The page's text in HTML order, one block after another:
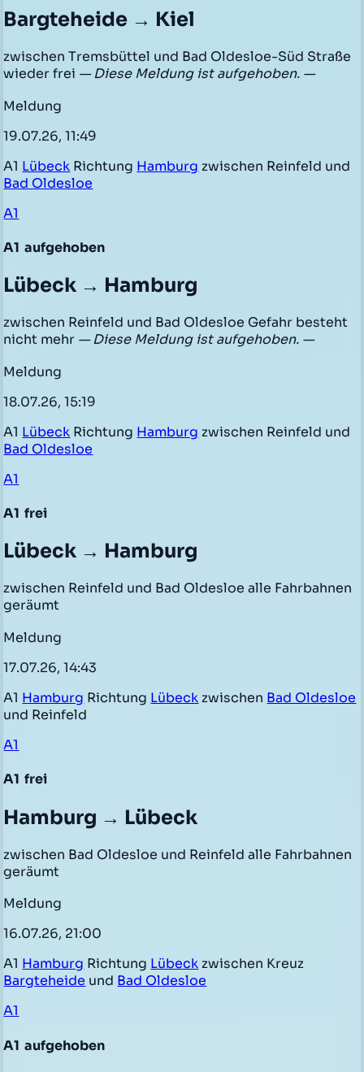
Bargteheide → Kiel
zwischen Tremsbüttel und Bad Oldesloe-Süd Straße
wieder frei — Diese Meldung ist aufgehoben. —
Meldung
19.07.26, 11:49
A1 Lübeck Richtung Hamburg zwischen Reinfeld und
Bad Oldesloe
A1
A1 aufgehoben
Lübeck → Hamburg
zwischen Reinfeld und Bad Oldesloe Gefahr besteht
nicht mehr — Diese Meldung ist aufgehoben. —
Meldung
18.07.26, 15:19
A1 Lübeck Richtung Hamburg zwischen Reinfeld und
Bad Oldesloe
A1
A1 frei
Lübeck → Hamburg
zwischen Reinfeld und Bad Oldesloe alle Fahrbahnen
geräumt
Meldung
17.07.26, 14:43
A1 Hamburg Richtung Lübeck zwischen Bad Oldesloe
und Reinfeld
A1
A1 frei
Hamburg → Lübeck
zwischen Bad Oldesloe und Reinfeld alle Fahrbahnen
geräumt
Meldung
16.07.26, 21:00
A1 Hamburg Richtung Lübeck zwischen Kreuz
Bargteheide und Bad Oldesloe
A1
A1 aufgehoben